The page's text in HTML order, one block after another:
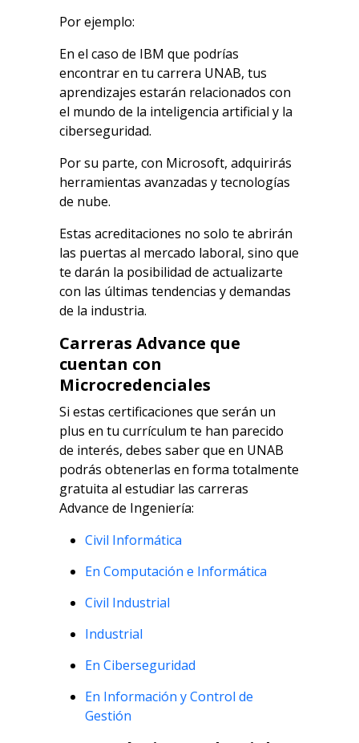
Por ejemplo:
En el caso de IBM que podrías
encontrar en tu carrera UNAB, tus
aprendizajes estarán relacionados con
el mundo de la inteligencia artificial y la
ciberseguridad.
Por su parte, con Microsoft, adquirirás
herramientas avanzadas ytecnologías
de nube.
Estas acreditaciones no solo te abrirán
las puertas al mercado laboral, sino que
te darán la posibilidad de actualizarte
con las últimas tendencias y demandas
de la industria.
Carreras Advance que
cuentan con
Microcredenciales
Si estas certificaciones que serán un
plus en tu currículum te han parecido
de interés, debes saber que en UNAB
podrás obtenerlas en forma totalmente
gratuita al estudiar las carreras
Advance de Ingeniería:
Civil Informática
En Computación e Informática
Civil Industrial
Industrial
En Ciberseguridad
En Información y Control de
Gestión